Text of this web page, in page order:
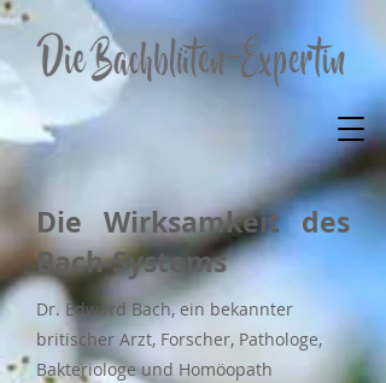
Die Wirksamkeit des
Bach-Systems
Dr. Edward Bach, ein bekannter
britischer Arzt, Forscher, Pathologe,
Bakteriologe und Homöopath